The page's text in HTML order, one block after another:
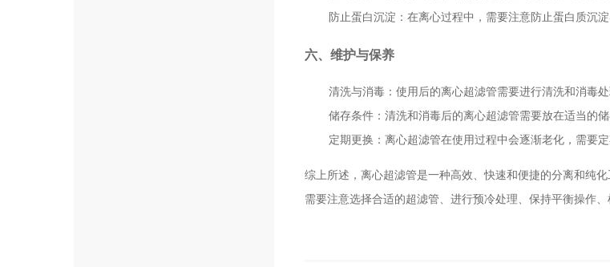
防止蛋白沉淀 ：在离心过程中，需要注意防止蛋白质沉
六、维护与保养
清洗与消毒 ：使用后的离心超滤管需要进行清洗和消毒
储存条件 ：清洗和消毒后的离心超滤管需要放在适当的
定期更换 ：离心超滤管在使用过程中会逐渐老化，需要
综上所述，离心超滤管是一种高效、快速和便捷的分离和纯
需要注意选择合适的超滤管、进行预冷处理、保持平衡操作